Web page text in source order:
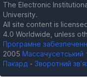
The Electronic
University.
All site content is
4.0 Worldwide, unless
Програмне
2005 Массачусетський
Пакард - Зворотний